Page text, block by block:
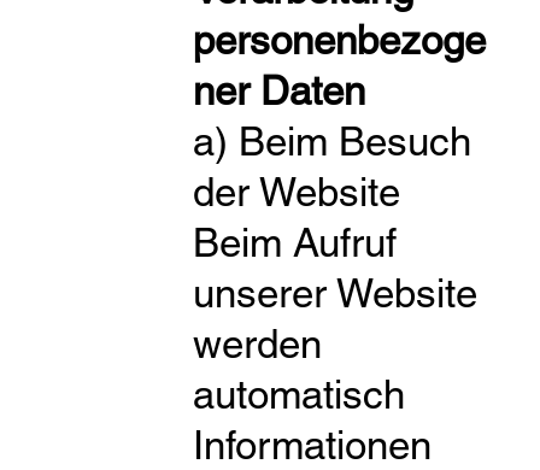
personenbezoge
ner Daten
a) Beim Besuch
der Website
Beim Aufruf
unserer Website
werden
automatisch
Informationen